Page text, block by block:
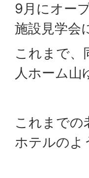
9月にオー
施設見学会
これまで、
人ホーム山
これまでの
ホテルのよ